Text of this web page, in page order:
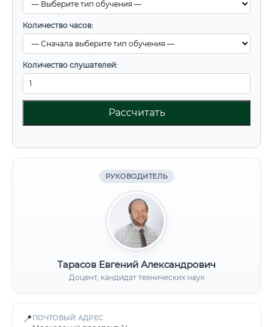
Количество часов:
Количество слушателей:
Рассчитать
РУКОВОДИТЕЛЬ
Тарасов Евгений Александрович
Доцент, кандидат технических наук
📍 ПОЧТОВЫЙ АДРЕС